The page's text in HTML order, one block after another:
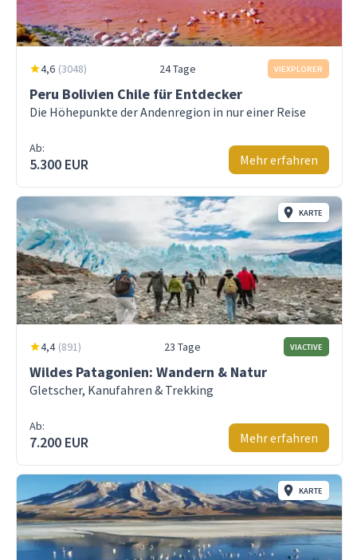
4,6 (3048) 24 Tage VIEXPLORER
Peru Bolivien Chile für Entdecker
Die Höhepunkte der Andenregion in nur einer Reise
Ab:
5.300 EUR Mehr erfahren
KARTE
4,4 (891) 23 Tage VIACTIVE
Wildes Patagonien: Wandern & Natur
Gletscher, Kanufahren & Trekking
Ab:
7.200 EUR Mehr erfahren
KARTE